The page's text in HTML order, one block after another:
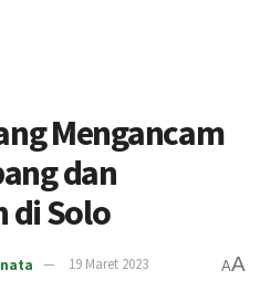
Mengancam
dan
di Solo
19 Maret 2023 AA